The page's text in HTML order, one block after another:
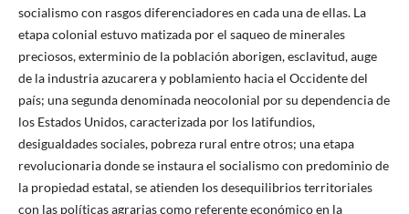
socialismo con rasgos diferenciadores en cada una de ellas. La
etapa colonial estuvo matizada por el saqueo de minerales
preciosos, exterminio de la población aborigen, esclavitud, auge
de la industria azucarera y poblamiento hacia el Occidente del
país; una segunda denominada neocolonial por su dependencia de
los Estados Unidos, caracterizada por los latifundios,
desigualdades sociales, pobreza rural entre otros; una etapa
revolucionaria donde se instaura el socialismo con predominio de
la propiedad estatal, se atienden los desequilibrios territoriales
con las políticas agrarias como referente económico en la